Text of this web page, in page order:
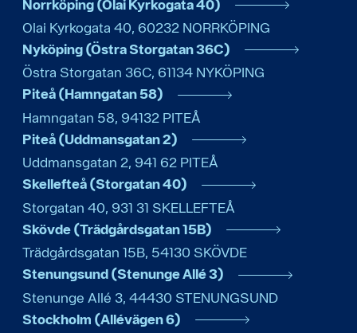
Norrköping (Olai Kyrkogata 40)
Olai Kyrkogata 40, 60232 NORRKÖPING
Nyköping (Östra Storgatan 36C)
Östra Storgatan 36C, 61134 NYKÖPING
Piteå (Hamngatan 58)
Hamngatan 58, 94132 PITEÅ
Piteå (Uddmansgatan 2)
Uddmansgatan 2, 941 62 PITEÅ
Skellefteå (Storgatan 40)
Storgatan 40, 931 31 SKELLEFTEÅ
Skövde (Trädgårdsgatan 15B)
Trädgårdsgatan 15B, 54130 SKÖVDE
Stenungsund (Stenunge Allé 3)
Stenunge Allé 3, 44430 STENUNGSUND
Stockholm (Allévägen 6)